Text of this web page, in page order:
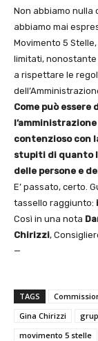
Non abbiamo nulla
abbiamo mai
Movimento 5
limitati,
a rispettare le
Come può
contenzioso con
stupiti di quanto
delle persone e
E’ passato, certo.
tassello raggiunto:
Così in una nota
Chirizzi,
—
TAGS
Gina Chirizzi
movimento 5 stelle